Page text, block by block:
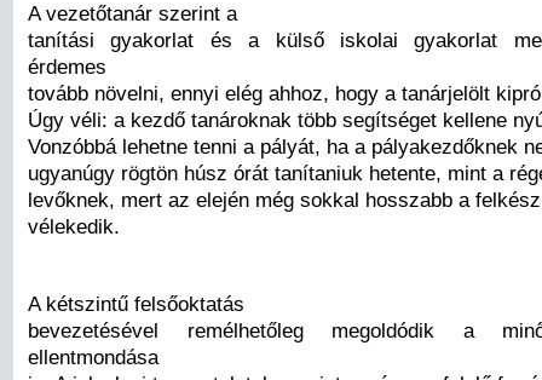
A vezetőtanár szerint a
tanítási gyakorlat és a külső iskolai gyakorlat
érdemes
tovább növelni, ennyi elég ahhoz, hogy a tanárjelölt
Úgy véli: a kezdő tanároknak több segítséget kellene
Vonzóbbá lehetne tenni a pályát, ha a pályakezdőknek
ugyanúgy rögtön húsz órát tanítaniuk hetente, mint a
levőknek, mert az elején még sokkal hosszabb a
vélekedik.
A kétszintű felsőoktatás
bevezetésével remélhetőleg megoldódik a
ellentmondása